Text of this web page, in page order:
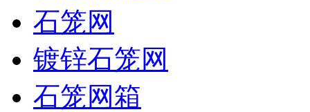
石笼网
镀锌石笼网
石笼网箱